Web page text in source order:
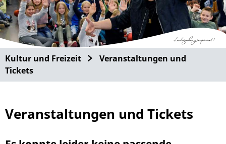
Kultur und Freizeit
Veranstaltungen und
Tickets
Veranstaltungen und Tickets